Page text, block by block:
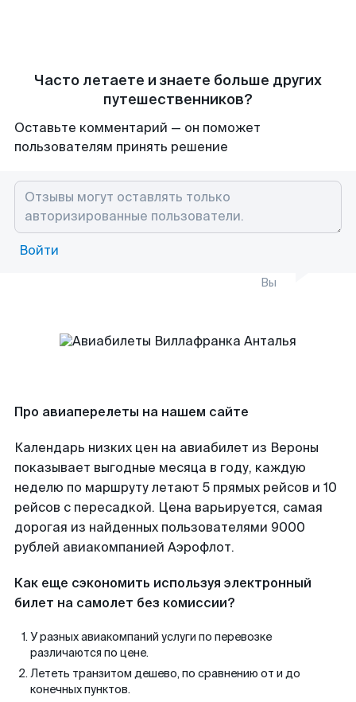
Часто летаете и знаете больше других
путешественников?
Оставьте комментарий — он поможет
пользователям принять решение
Войти
Вы
Про авиаперелеты на нашем сайте
Календарь низких цен на авиабилет из Вероны
показывает выгодные месяца в году, каждую
неделю по маршруту летают 5 прямых рейсов и 10
рейсов с пересадкой. Цена варьируется, самая
дорогая из найденных пользователями 9000
рублей авиакомпанией Аэрофлот.
Как еще сэкономить используя электронный
билет на самолет без комиссии?
У разных авиакомпаний услуги по перевозке
различаются по цене.
Лететь транзитом дешево, по сравнению от и до
конечных пунктов.